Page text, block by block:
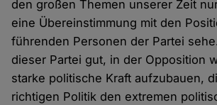
den großen Themen unserer Zeit
eine Übereinstimmung mit den
führenden Personen der Partei
dieser Partei gut, in der Opposition
starke politische Kraft aufzubauen,
richtigen Politik den extremen